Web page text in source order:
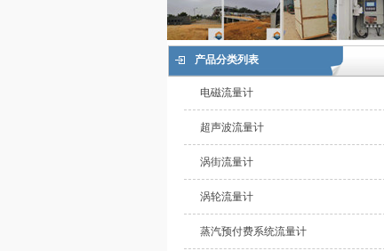
产品分类列表
电磁流量计
超声波流量计
涡街流量计
涡轮流量计
蒸汽预付费系统流量计